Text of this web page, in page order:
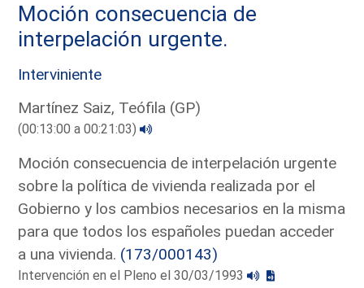
Moción consecuencia de
interpelación urgente.
Interviniente
Martínez Saiz, Teófila (GP)
(00:13:00 a 00:21:03)
Moción consecuencia de interpelación urgente
sobre la política de vivienda realizada por el
Gobierno y los cambios necesarios en la misma
para que todos los españoles puedan acceder
a una vivienda. (173/000143)
Intervención en el Pleno el 30/03/1993